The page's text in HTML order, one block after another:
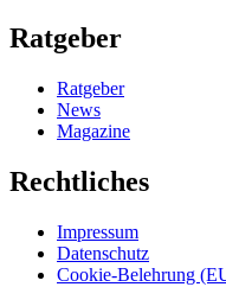
Ratgeber
Ratgeber
News
Magazine
Rechtliches
Impressum
Datenschutz
Cookie-Belehrung